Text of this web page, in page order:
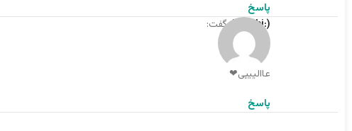
پاسخ
(:Zynabi
گفت:
عاالیییی❤
پاسخ